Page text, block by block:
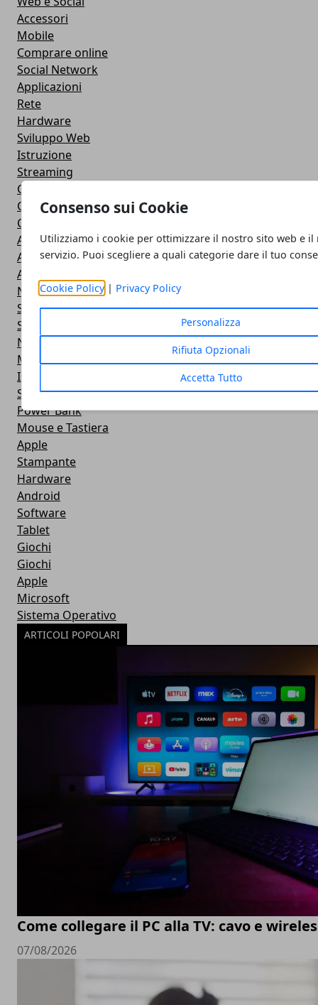
Consenso sui Cookie
Utilizziamo i cookie per ottimizzare il nostro sito web e il
servizio. Puoi scegliere a quali categorie dare il tuo
Cookie Policy| Privacy Policy
Personalizza
Rifiuta Opzionali
Accetta Tutto
Accessori
Mobile
Comprare online
Social Network
Applicazioni
Rete
Hardware
Sviluppo Web
Istruzione
Streaming
Cloud
Casa e fai da te
Cuffie e Auricolari
Altoparlanti
Action Camera
Android
Navigazione
Smart TV
Smartphone
Notebook
Monitor
IOS
Smartwatch
Power Bank
Mouse e Tastiera
Apple
Stampante
Hardware
Android
Software
Tablet
Giochi
Giochi
Apple
Microsoft
Sistema Operativo
ARTICOLI POPOLARI
Come collegare il PC alla TV: cavo e
07/08/2026